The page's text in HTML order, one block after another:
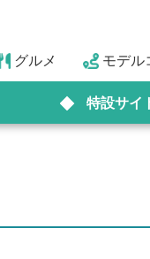
グルメ モデル
特設サイ